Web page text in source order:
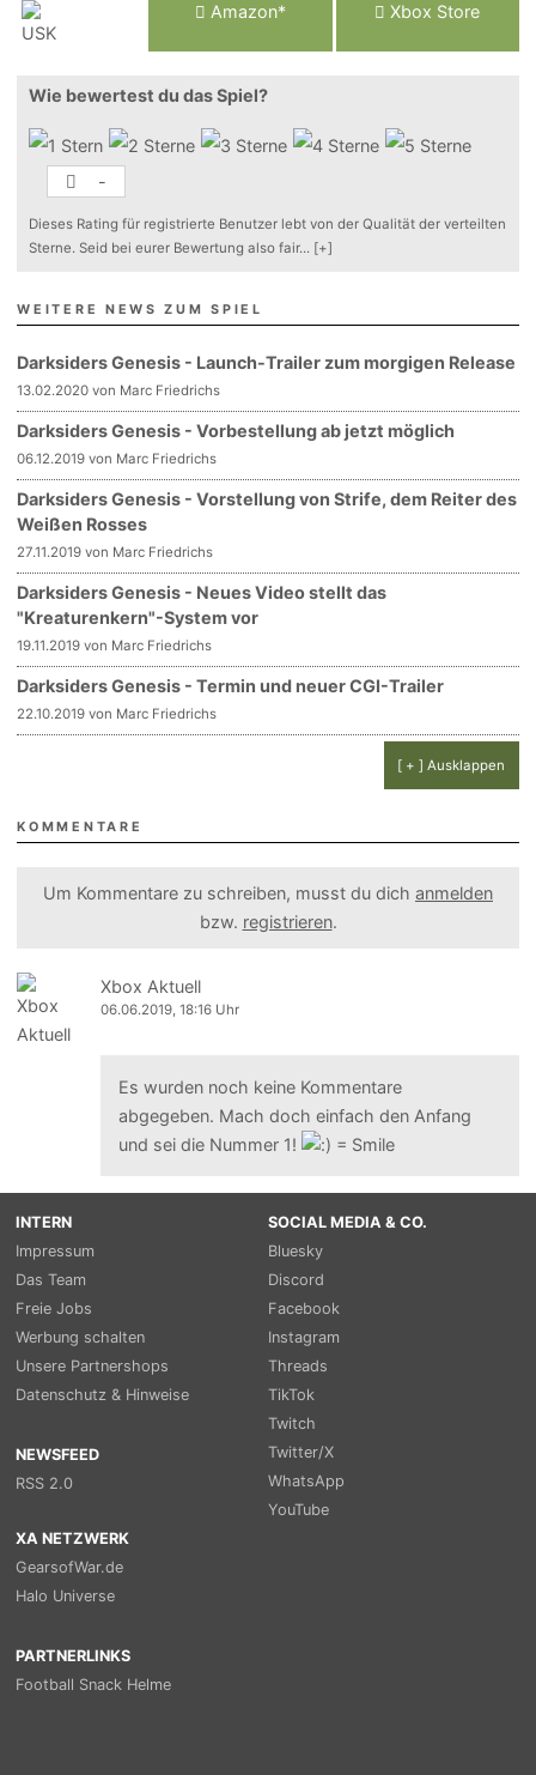
Amazon* Xbox Store
Wie bewertest du das Spiel?
-
Dieses Rating für registrierte Benutzer lebt von der Qualität der verteilten
Sterne. Seid bei eurer Bewertung also fair... [+]
WEITERE NEWS ZUM SPIEL
Darksiders Genesis - Launch-Trailer zum morgigen Release
13.02.2020 von Marc Friedrichs
Darksiders Genesis - Vorbestellung ab jetzt möglich
06.12.2019 von Marc Friedrichs
Darksiders Genesis - Vorstellung von Strife, dem Reiter des
Weißen Rosses
27.11.2019 von Marc Friedrichs
Darksiders Genesis - Neues Video stellt das
"Kreaturenkern"-System vor
19.11.2019 von Marc Friedrichs
Darksiders Genesis - Termin und neuer CGI-Trailer
22.10.2019 von Marc Friedrichs
[ + ] Ausklappen
KOMMENTARE
Um Kommentare zu schreiben, musst du dich anmelden
bzw. registrieren.
Xbox Aktuell
06.06.2019, 18:16 Uhr
Es wurden noch keine Kommentare
abgegeben. Mach doch einfach den Anfang
und sei die Nummer 1!
INTERN
Impressum
Das Team
Freie Jobs
Werbung schalten
Unsere Partnershops
Datenschutz & Hinweise
NEWSFEED
RSS 2.0
SOCIAL MEDIA & CO.
Bluesky
Discord
Facebook
Instagram
Threads
TikTok
Twitch
Twitter/X
WhatsApp
YouTube
XA NETZWERK
GearsofWar.de
Halo Universe
PARTNERLINKS
Football Snack Helme